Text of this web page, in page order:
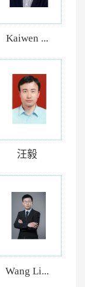
Kaiwen ...
汪毅
Wang Li...